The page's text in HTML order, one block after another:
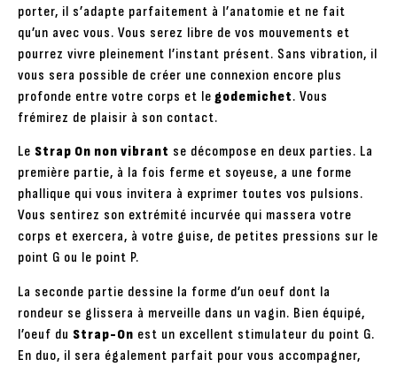
porter, il s’adapte parfaitement à l’anatomie et ne fait
qu’un avec vous. Vous serez libre de vos mouvements et
pourrez vivre pleinement l’instant présent. Sans vibration, il
vous sera possible de créer une connexion encore plus
profonde entre votre corps et le godemichet. Vous
frémirez de plaisir à son contact.
Le Strap On non vibrant se décompose en deux parties. La
première partie, à la fois ferme et soyeuse, a une forme
phallique qui vous invitera à exprimer toutes vos pulsions.
Vous sentirez son extrémité incurvée qui massera votre
corps et exercera, à votre guise, de petites pressions sur le
point G ou le point P.
La seconde partie dessine la forme d’un oeuf dont la
rondeur se glissera à merveille dans un vagin. Bien équipé,
l’oeuf du Strap-On est un excellent stimulateur du point G.
En duo, il sera également parfait pour vous accompagner,